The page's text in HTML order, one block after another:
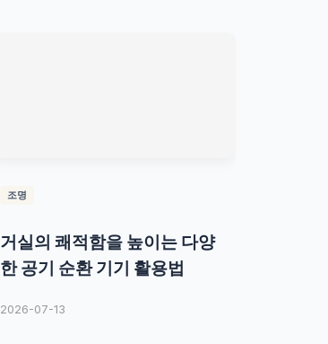
조명
거실의 쾌적함을 높이는 다양
한 공기 순환 기기 활용법
2026-07-13